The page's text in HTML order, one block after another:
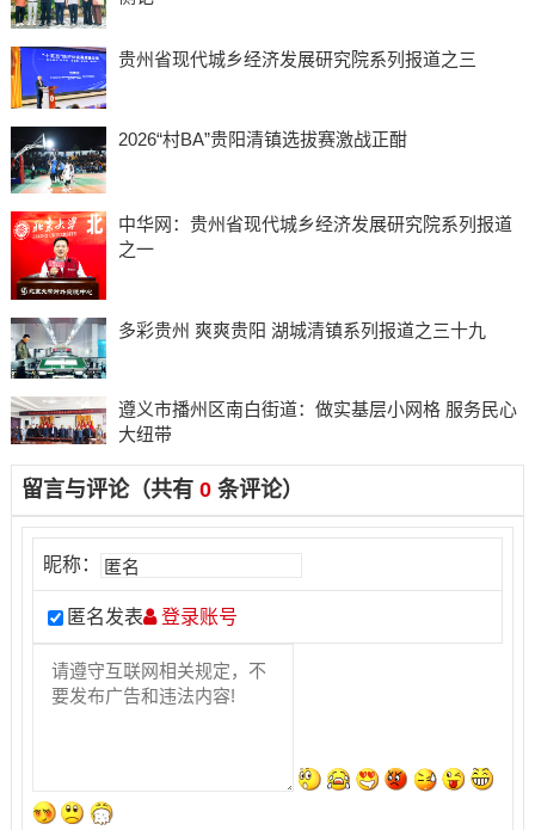
贵州省现代城乡经济发展研究院系列报道之三
2026“村BA”贵阳清镇选拔赛激战正酣
中华网：贵州省现代城乡经济发展研究院系列报道
之一
多彩贵州 爽爽贵阳 湖城清镇系列报道之三十九
遵义市播州区南白街道：做实基层小网格 服务民心
大纽带
留言与评论（共有 0条评论）
昵称：
匿名发表 登录账号